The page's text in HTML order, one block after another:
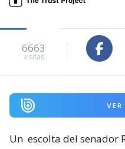
6663
visitas
VER
Un escolta del senador